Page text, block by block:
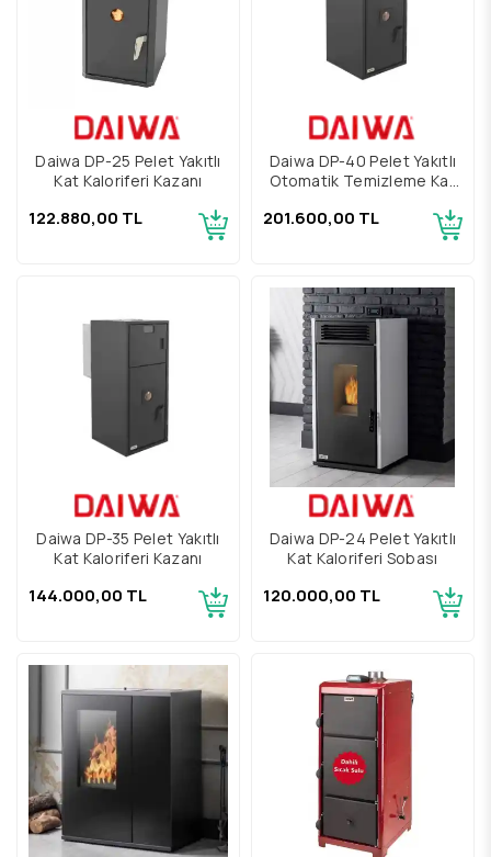
Daiwa DP-25 Pelet Yakıtlı
Kat Kaloriferi Kazanı
122.880,00 TL
Daiwa DP-40 Pelet Yakıtlı
Otomatik Temizleme Kat
201.600,00 TL
Daiwa DP-35 Pelet Yakıtlı
Kat Kaloriferi Kazanı
144.000,00 TL
Daiwa DP-24 Pelet Yakıtlı
Kat Kaloriferi Sobası
120.000,00 TL